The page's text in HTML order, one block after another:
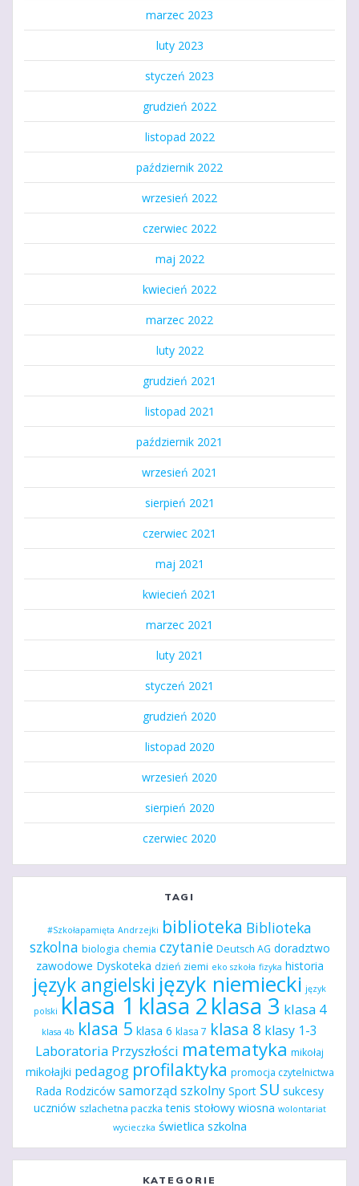
marzec 2023
luty 2023
styczeń 2023
grudzień 2022
listopad 2022
październik 2022
wrzesień 2022
czerwiec 2022
maj 2022
kwiecień 2022
marzec 2022
luty 2022
grudzień 2021
listopad 2021
październik 2021
wrzesień 2021
sierpień 2021
czerwiec 2021
maj 2021
kwiecień 2021
marzec 2021
luty 2021
styczeń 2021
grudzień 2020
listopad 2020
wrzesień 2020
sierpień 2020
czerwiec 2020
TAGI
#Szkołapamięta Andrzejki biblioteka Biblioteka
szkolna biologia chemia czytanie Deutsch AG doradztwo
zawodowe Dyskoteka dzień ziemi eko szkoła fizyka historia
język angielski język niemiecki język
polski klasa 1 klasa 2klasa 3 klasa 4
klasa 4b klasa 5 klasa 6 klasa 7 klasa 8 klasy 1-3
Laboratoria Przyszłości matematyka mikołaj
mikołajki pedagog profilaktyka promocja czytelnictwa
Rada Rodziców samorząd szkolny Sport SU sukcesy
uczniów szlachetna paczka tenis stołowy wiosna wolontariat
wycieczka świetlica szkolna
KATEGORIE